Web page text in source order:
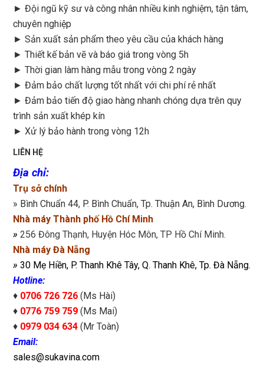
► Đội ngũ kỹ sư và công nhân nhiều kinh nghiệm, tận tâm,
chuyên nghiệp
► Sản xuất sản phẩm theo yêu cầu của khách hàng
► Thiết kế bản vẽ và báo giá trong vòng 5h
► Thời gian làm hàng mẫu trong vòng 2 ngày
► Đảm bảo chất lượng tốt nhất với chi phí rẻ nhất
► Đảm bảo tiến độ giao hàng nhanh chóng dựa trên quy
trình sản xuất khép kín
► Xử lý bảo hành trong vòng 12h
LIÊN HỆ
Địa chỉ:
Trụ sở chính
» Bình Chuẩn 44, P. Bình Chuẩn, Tp. Thuận An, Bình Dương.
Nhà máy Thành phố Hồ Chí Minh
» 256 Đông Thạnh, Huyện Hóc Môn, TP Hồ Chí Minh.
Nhà máy Đà Nẵng
» 30 Mẹ Hiền, P. Thanh Khê Tây, Q. Thanh Khê, Tp. Đà Nẵng.
Hotline:
♦ 0706 726 726(Ms Hài)
♦ 0776 759 759(Ms Mai)
♦ 0979 034 634 (Mr Toàn)
Email:
sales@sukavina.com